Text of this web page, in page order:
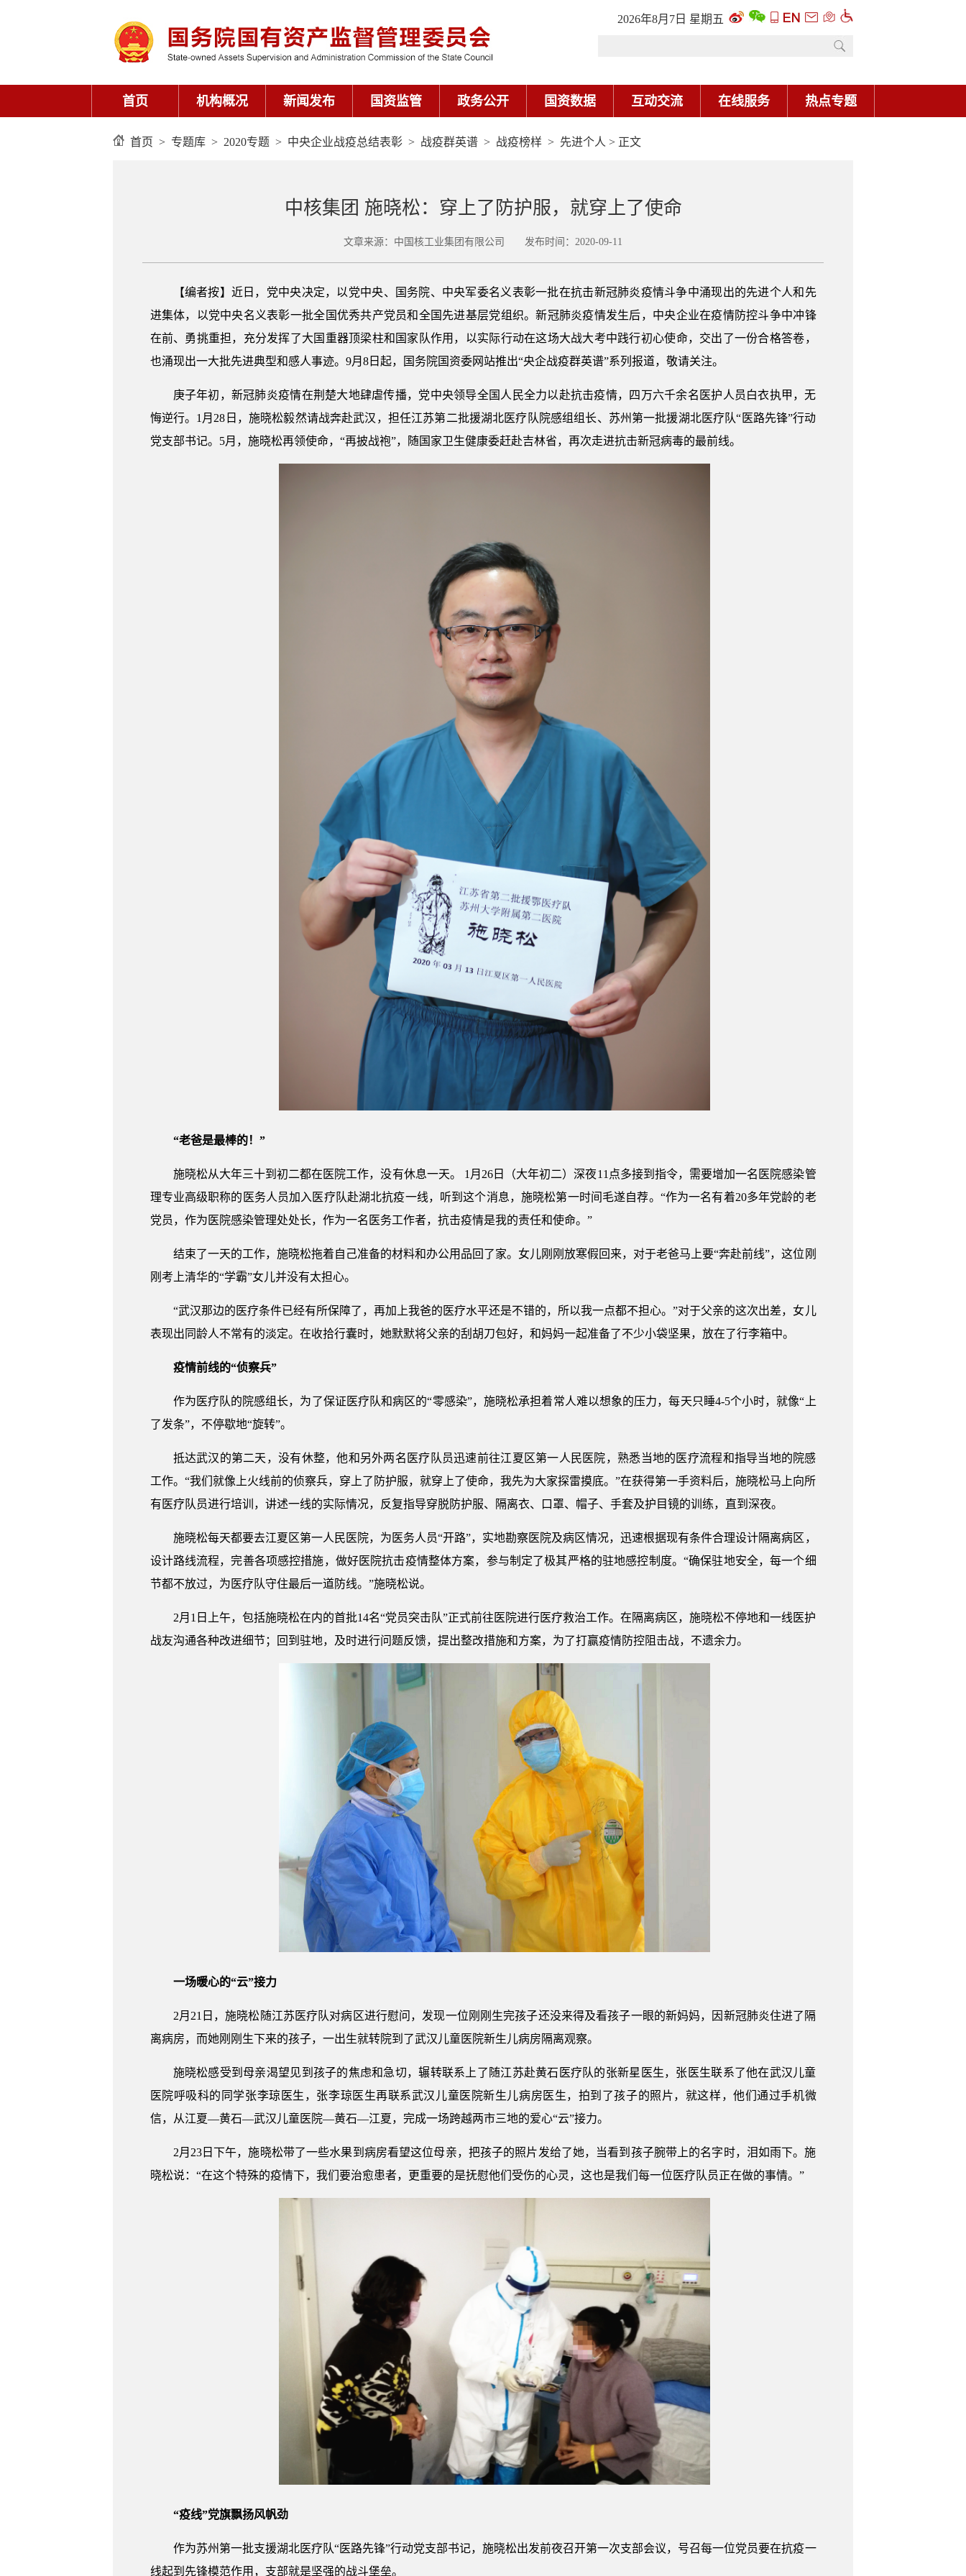
首页 > 专题库 > 2020专题 > 中央企业战疫总结表彰 > 战疫群英谱 > 战疫榜样 > 先进个人 > 正文
中核集团 施晓松：穿上了防护服，就穿上了使命
文章来源：中国核工业集团有限公司 发布时间：2020-09-11
【编者按】 近日，党中央决定，以党中央、国务院、中央军委名义表彰一批在抗击新冠肺炎疫情斗争中涌现出的先进个人和先
进集体，以党中央名义表彰一批全国优秀共产党员和全国先进基层党组织。新冠肺炎疫情发生后，中央企业在疫情防控斗争中冲锋
在前、勇挑重担，充分发挥了大国重器顶梁柱和国家队作用，以实际行动在这场大战大考中践行初心使命，交出了一份合格答卷，
也涌现出一大批先进典型和感人事迹。9月8日起，国务院国资委网站推出“央企战疫群英谱”系列报道，敬请关注。
庚子年初，新冠肺炎疫情在荆楚大地肆虐传播，党中央领导全国人民全力以赴抗击疫情，四万六千余名医护人员白衣执甲，无
悔逆行。1月28日，施晓松毅然请战奔赴武汉，担任江苏第二批援湖北医疗队院感组组长、苏州第一批援湖北医疗队“医路先锋”行动
党支部书记。5月，施晓松再领使命，“再披战袍”，随国家卫生健康委赶赴吉林省，再次走进抗击新冠病毒的最前线。
“老爸是最棒的！”
施晓松从大年三十到初二都在医院工作，没有休息一天。 1月26日（大年初二）深夜11点多接到指令，需要增加一名医院感染管
理专业高级职称的医务人员加入医疗队赴湖北抗疫一线，听到这个消息，施晓松第一时间毛遂自荐。“作为一名有着20多年党龄的老
党员，作为医院感染管理处处长，作为一名医务工作者，抗击疫情是我的责任和使命。”
结束了一天的工作，施晓松拖着自己准备的材料和办公用品回了家。女儿刚刚放寒假回来，对于老爸马上要“奔赴前线”，这位刚
刚考上清华的“学霸”女儿并没有太担心。
“武汉那边的医疗条件已经有所保障了，再加上我爸的医疗水平还是不错的，所以我一点都不担心。”对于父亲的这次出差，女儿
表现出同龄人不常有的淡定。在收拾行囊时，她默默将父亲的刮胡刀包好，和妈妈一起准备了不少小袋坚果，放在了行李箱中。
疫情前线的“侦察兵”
作为医疗队的院感组长，为了保证医疗队和病区的“零感染”，施晓松承担着常人难以想象的压力，每天只睡4-5个小时，就像“上
了发条”，不停歇地“旋转”。
抵达武汉的第二天，没有休整，他和另外两名医疗队员迅速前往江夏区第一人民医院，熟悉当地的医疗流程和指导当地的院感
工作。“我们就像上火线前的侦察兵，穿上了防护服，就穿上了使命，我先为大家探雷摸底。”在获得第一手资料后，施晓松马上向所
有医疗队员进行培训，讲述一线的实际情况，反复指导穿脱防护服、隔离衣、口罩、帽子、手套及护目镜的训练，直到深夜。
施晓松每天都要去江夏区第一人民医院，为医务人员“开路”，实地勘察医院及病区情况，迅速根据现有条件合理设计隔离病区，
设计路线流程，完善各项感控措施，做好医院抗击疫情整体方案，参与制定了极其严格的驻地感控制度。“确保驻地安全，每一个细
节都不放过，为医疗队守住最后一道防线。”施晓松说。
2月1日上午，包括施晓松在内的首批14名“党员突击队”正式前往医院进行医疗救治工作。在隔离病区，施晓松不停地和一线医护
战友沟通各种改进细节；回到驻地，及时进行问题反馈，提出整改措施和方案，为了打赢疫情防控阻击战，不遗余力。
一场暖心的“云”接力
2月21日，施晓松随江苏医疗队对病区进行慰问，发现一位刚刚生完孩子还没来得及看孩子一眼的新妈妈，因新冠肺炎住进了隔
离病房，而她刚刚生下来的孩子，一出生就转院到了武汉儿童医院新生儿病房隔离观察。
施晓松感受到母亲渴望见到孩子的焦虑和急切，辗转联系上了随江苏赴黄石医疗队的张新星医生，张医生联系了他在武汉儿童
医院呼吸科的同学张李琼医生，张李琼医生再联系武汉儿童医院新生儿病房医生，拍到了孩子的照片，就这样，他们通过手机微
信，从江夏—黄石—武汉儿童医院—黄石—江夏，完成一场跨越两市三地的爱心“云”接力。
2月23日下午，施晓松带了一些水果到病房看望这位母亲，把孩子的照片发给了她，当看到孩子腕带上的名字时，泪如雨下。施
晓松说：“在这个特殊的疫情下，我们要治愈患者，更重要的是抚慰他们受伤的心灵，这也是我们每一位医疗队员正在做的事情。”
“疫线”党旗飘扬风帆劲
作为苏州第一批支援湖北医疗队“医路先锋”行动党支部书记，施晓松出发前夜召开第一次支部会议，号召每一位党员要在抗疫一
线起到先锋模范作用，支部就是坚强的战斗堡垒。